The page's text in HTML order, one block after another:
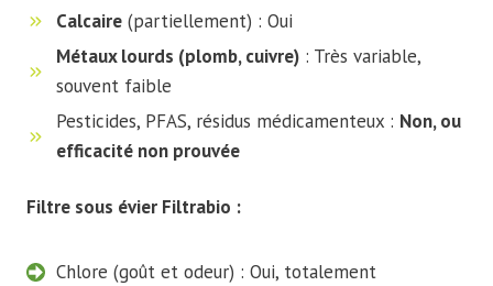
Calcaire (partiellement) : Oui
Métaux lourds (plomb, cuivre) : Très variable,
souvent faible
Pesticides, PFAS, résidus médicamenteux : Non, ou
efficacité non prouvée
Filtre sous évier Filtrabio :
Chlore (goût et odeur) : Oui, totalement